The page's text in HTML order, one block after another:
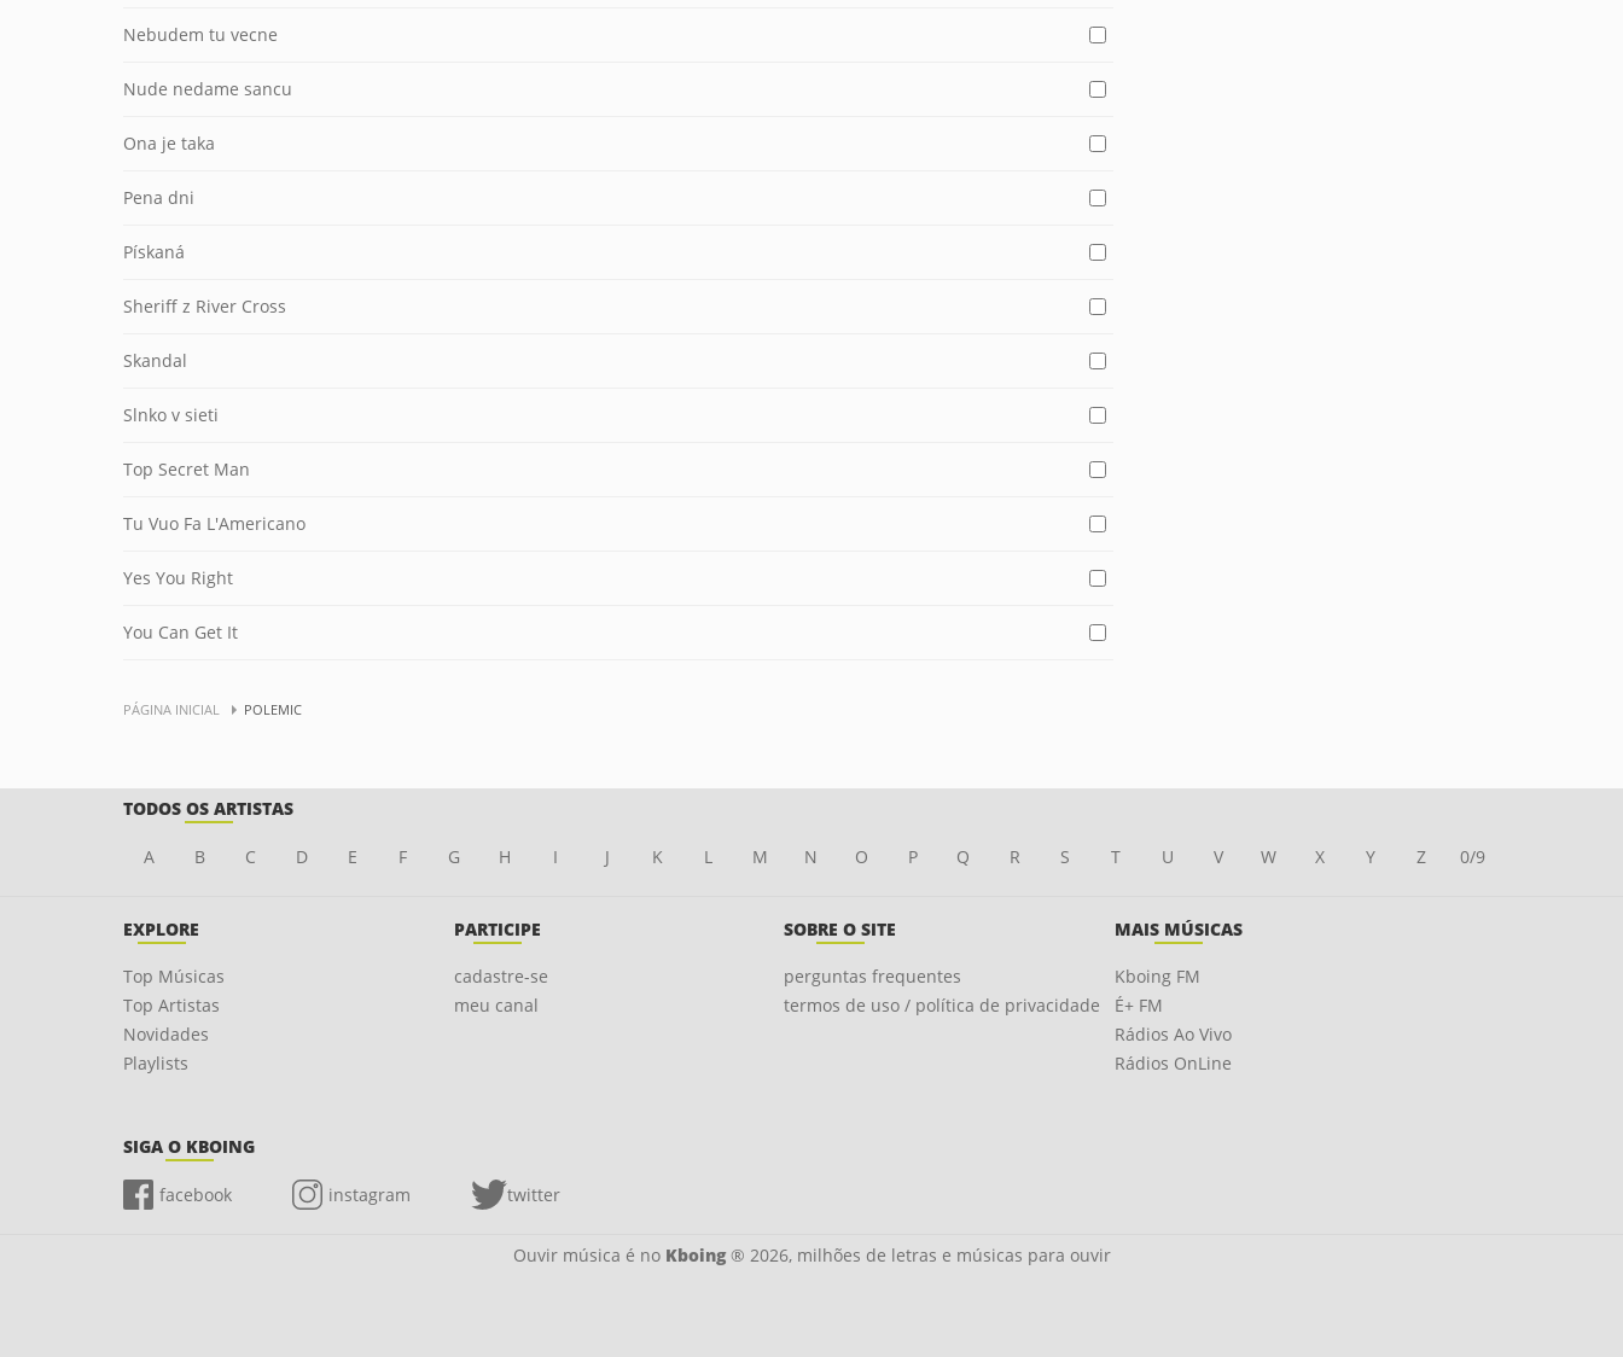
Nebudem tu vecne
Nude nedame sancu
Ona je taka
Pena dni
Pískaná
Sheriff z River Cross
Skandal
Slnko v sieti
Top Secret Man
Tu Vuo Fa L'Americano
Yes You Right
You Can Get It
PÁGINA INICIAL POLEMIC
TODOS OS ARTISTAS
A B C D E F G H I J K L M N O P Q R S T U V W X Y Z 0/9
EXPLORE
Top Músicas
Top Artistas
Novidades
Playlists
PARTICIPE
cadastre-se
meu canal
SOBRE O SITE
perguntas frequentes
termos de uso / política de privacidade
MAIS MÚSICAS
Kboing FM
É+ FM
Rádios Ao Vivo
Rádios OnLine
SIGA O KBOING
facebook instagram twitter
Ouvir música é no Kboing® 2026, milhões de letras e músicas para ouvir